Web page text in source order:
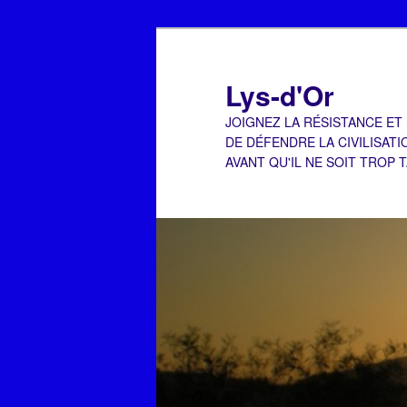
Lys-d'Or
JOIGNEZ LA RÉSISTANCE
DE DÉFENDRE LA
AVANT QU'IL NE SOIT TROP